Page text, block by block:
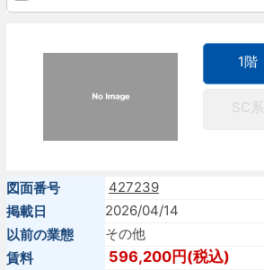
1階
SC系
図面番号
427239
掲載日
2026/04/14
以前の業態
その他
賃料
596,200円(税込)